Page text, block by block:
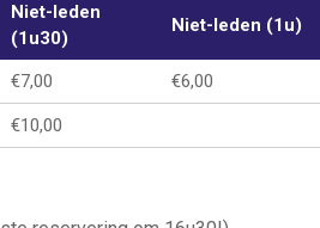
Niet-leden
(1u30)
Niet-leden (1u)
€7,00 €6,00
€10,00